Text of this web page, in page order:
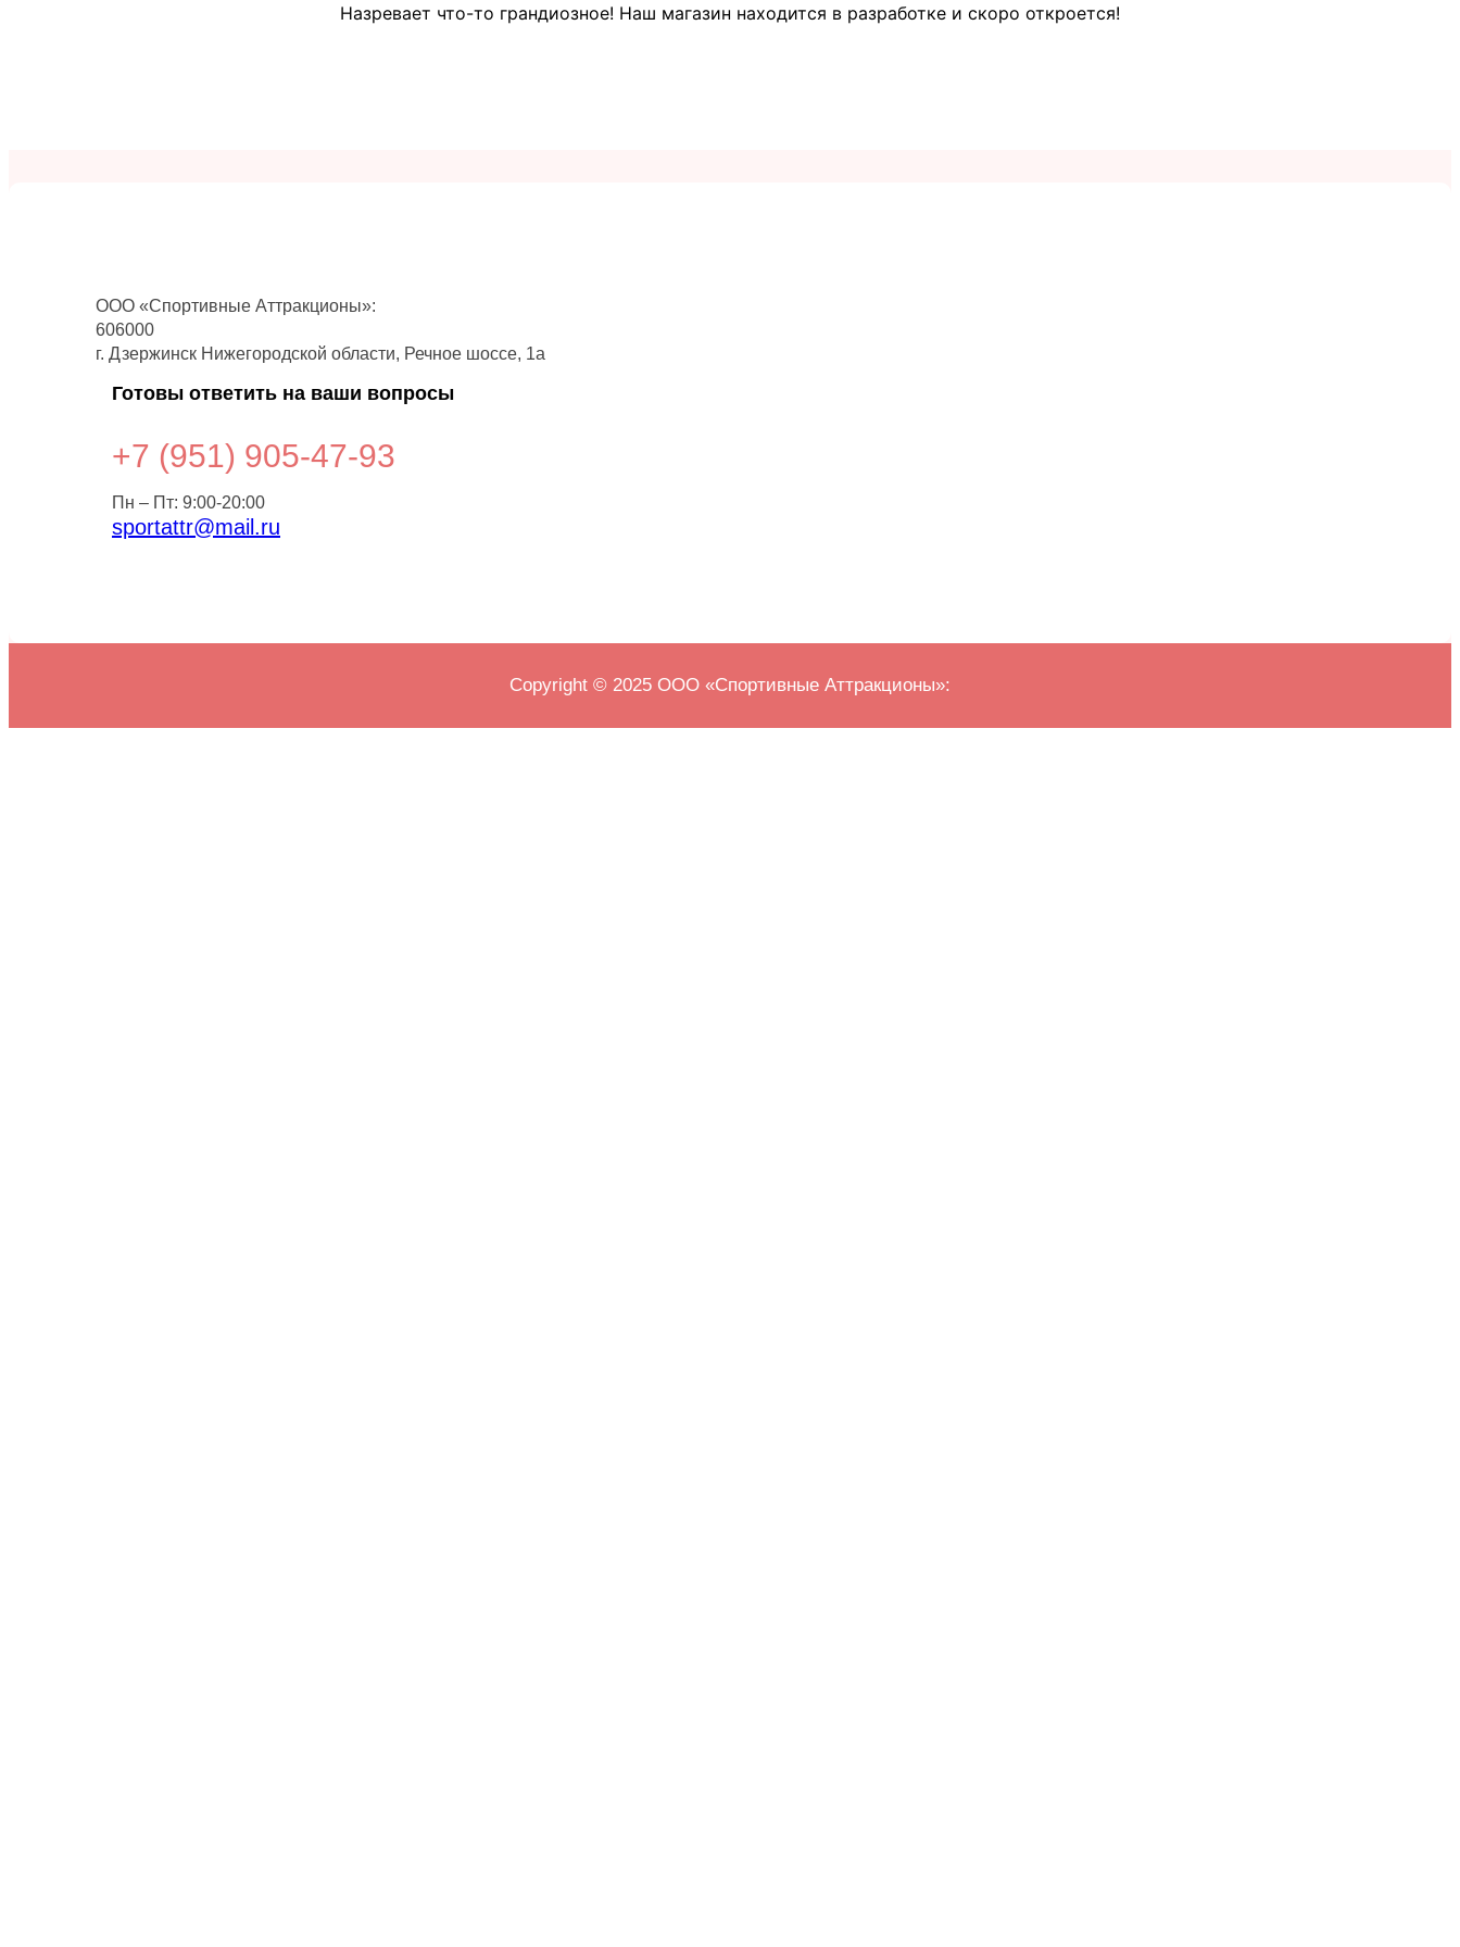
Назревает что-то грандиозное! Наш магазин находится в разработке и скоро откроется!
ООО «Спортивные Аттракционы»:
606000
г. Дзержинск Нижегородской области, Речное шоссе, 1а
Готовы ответить на ваши вопросы
+7 (951) 905-47-93
Пн – Пт: 9:00-20:00
sportattr@mail.ru
Copyright © 2025 ООО «Спортивные Аттракционы»: